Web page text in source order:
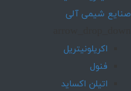
صنایع شیمی آلی
اکریلونیتریل
فنول
اتیلن اکساید